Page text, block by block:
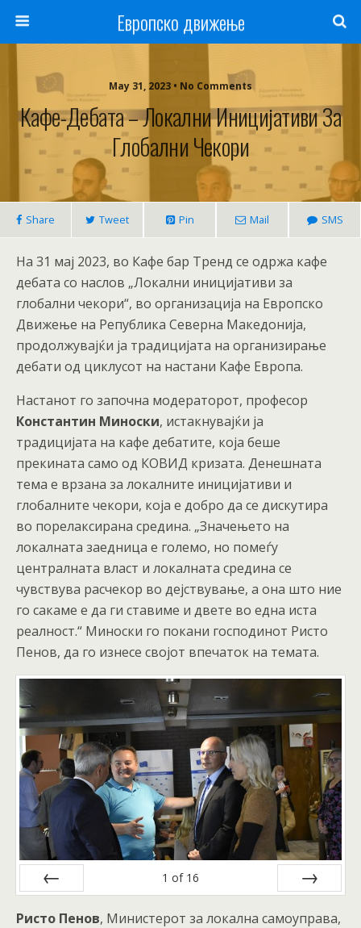
Европско движење
May 31, 2023 • No Comments
Кафе-Дебата – Локални Иницијативи За
Глобални Чекори
Share Tweet Pin Mail SMS
На 31 мај 2023, во Кафе бар Тренд се одржа кафе
дебата со наслов „Локални иницијативи за
глобални чекори“, во организација на Европско
Движење на Република Северна Македонија,
продолжувајќи ја традицијата на организирање
дебати од циклусот на настани Кафе Европа.
Настанот го започна модераторот, професор
Константин Миноски, истакнувајќи ја
традицијата на кафе дебатите, која беше
прекината само од КОВИД кризата. Денешната
тема е врзана за локалните иницијативи и
глобалните чекори, која е добро да се дискутира
во порелаксирана средина. „Значењето на
локалната заедница е големо, но помеѓу
централната власт и локалната средина се
чувствува расчекор во дејствување, а она што ние
го сакаме е да ги ставиме и двете во една иста
реалност.“ Миноски го покани господинот Ристо
Пенов, да го изнесе својот впечаток на темата.
1 of 16
Ристо Пенов, Министерот за локална самоуправа,